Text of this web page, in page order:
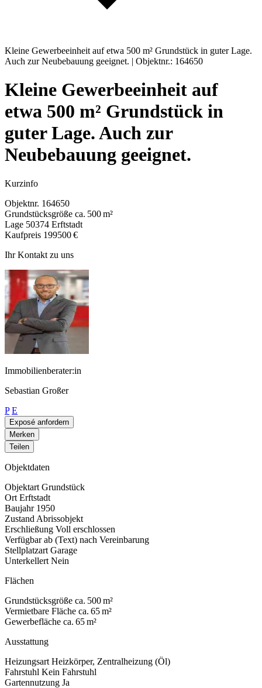
Kleine Gewerbeeinheit auf etwa 500 m² Grundstück in guter Lage.
Auch zur Neubebauung geeignet. | Objektnr.: 164650
Kleine Gewerbeeinheit auf
etwa 500 m² Grundstück in
guter Lage. Auch zur
Neubebauung geeignet.
Kurzinfo
Objektnr. 164650
Grundstücksgröße ca. 500 m²
Lage 50374 Erftstadt
Kaufpreis 199500 €
Ihr Kontakt zu uns
Immobilienberater:in
Sebastian Großer
P E
Exposé anfordern
Merken
Teilen
Objektdaten
Objektart Grundstück
Ort Erftstadt
Baujahr 1950
Zustand Abrissobjekt
Erschließung Voll erschlossen
Verfügbar ab (Text) nach Vereinbarung
Stellplatzart Garage
Unterkellert Nein
Flächen
Grundstücksgröße ca. 500 m²
Vermietbare Fläche ca. 65 m²
Gewerbefläche ca. 65 m²
Ausstattung
Heizungsart Heizkörper, Zentralheizung (Öl)
Fahrstuhl Kein Fahrstuhl
Gartennutzung Ja